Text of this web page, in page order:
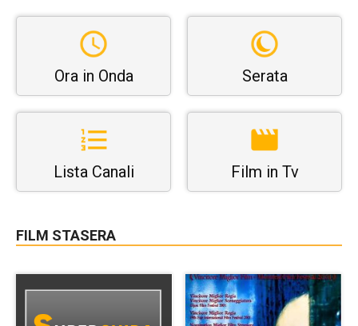
Ora in Onda Serata
Lista Canali Film in Tv
FILM STASERA